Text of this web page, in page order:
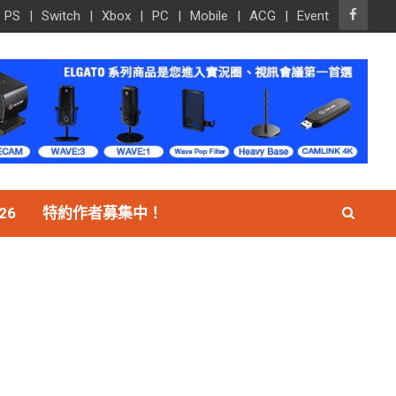
PS Switch Xbox PC Mobile ACG Event
特約作者募集中！